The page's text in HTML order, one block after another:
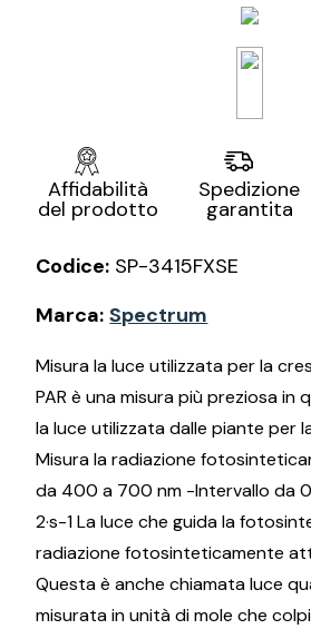
Affidabilità
del prodotto
Spedizione
garantita
Codice: SP-3415FXSE
Marca: Spectrum
Misura la luce utilizzata per la
PAR è una misura più preziosa in
la luce utilizzata dalle piante per
Misura la radiazione
da 400 a 700 nm -Intervallo da
2·s-1 La luce che guida la
radiazione fotosinteticamente
Questa è anche chiamata luce
misurata in unità di mole che